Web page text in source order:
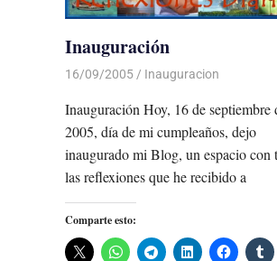
Inauguración
16/09/2005 Luis Castellanos
Inauguracion
Inauguración Hoy, 16 de septiembre
2005, día de mi cumpleaños, dejo
inaugurado mi Blog, un espacio con
las reflexiones que he recibido a
Comparte esto: